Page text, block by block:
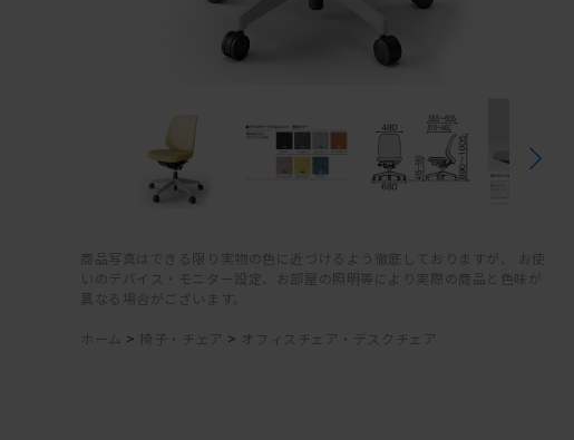
商品写真はできる限り実物の色に近づけるよう徹底しておりますが、 お使
いのデバイス・モニター設定、お部屋の照明等により実際の商品と色味が
異なる場合がございます。
ホーム > 椅子・チェア > オフィスチェア・デスクチェア